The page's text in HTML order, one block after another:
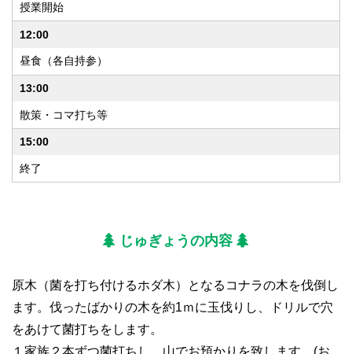
授業開始
12:00
昼食（各自持参）
13:00
散策・コマ打ち等
15:00
終了
じゅぎょうの内容
原木（菌を打ち付けるホダ木）となるコナラの木を伐倒し
ます。伐ったばかりの木を約1ｍに玉伐りし、ドリルで穴
をあけて菌打ちをします。
１家族２本ずつ菌打ちし、山でお預かりを致します。(お